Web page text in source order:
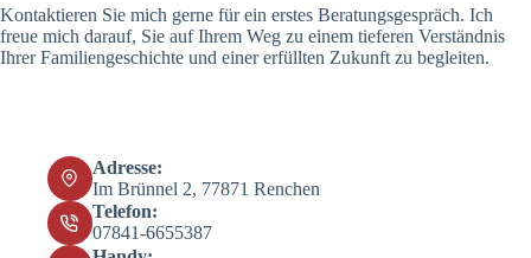
Kontaktieren Sie mich gerne für ein erstes Beratungsgespräch. Ich
freue mich darauf, Sie auf Ihrem Weg zu einem tieferen Verständnis
Ihrer Familiengeschichte und einer erfüllten Zukunft zu begleiten.
Adresse:
Im Brünnel 2, 77871 Renchen
Telefon:
07841-6655387